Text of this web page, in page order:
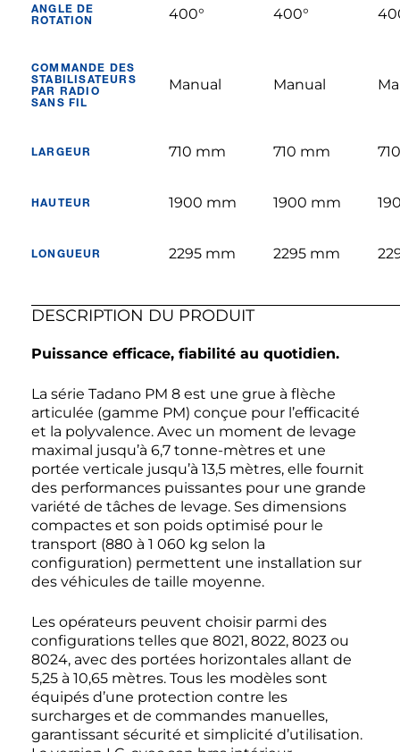
ANGLE DE
ROTATION
400° 400°
COMMANDE DES
STABILISATEURS
PAR RADIO
SANS FIL
Manual Manual
LARGEUR 710 mm 710 mm
HAUTEUR 1900 mm 1900 mm
LONGUEUR 2295 mm 2295 mm
DESCRIPTION DU PRODUIT
Puissance efficace, fiabilité au quotidien.
La série Tadano PM 8 est une grue à flèche
articulée (gamme PM) conçue pour l’efficacité
et la polyvalence. Avec un moment de levage
maximal jusqu’à 6,7 tonne-mètres et une
portée verticale jusqu’à 13,5 mètres, elle fournit
des performances puissantes pour une grande
variété de tâches de levage. Ses dimensions
compactes et son poids optimisé pour le
transport (880 à 1 060 kg selon la
configuration) permettent une installation sur
des véhicules de taille moyenne.
Les opérateurs peuvent choisir parmi des
configurations telles que 8021, 8022, 8023 ou
8024, avec des portées horizontales allant de
5,25 à 10,65 mètres. Tous les modèles sont
équipés d’une protection contre les
surcharges et de commandes manuelles,
garantissant sécurité et simplicité d’utilisation.